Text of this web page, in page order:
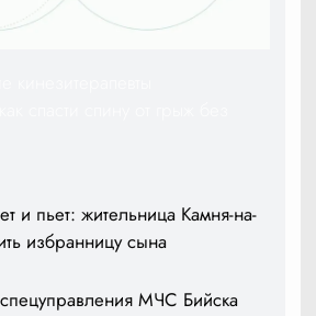
и пьет: жительница Камня-на-
избранницу сына
МЧС Бийска